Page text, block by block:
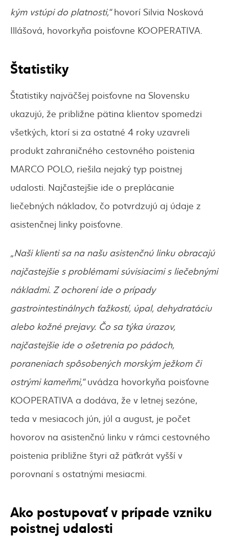
kým vstúpi do platnosti,“hovorí Silvia Nosková
Illášová, hovorkyňa poisťovne KOOPERATIVA.
Štatistiky
Štatistiky najväčšej poisťovne na Slovensku
ukazujú, že približne pätina klientov spomedzi
všetkých, ktorí si za ostatné 4 roky uzavreli
produkt zahraničného cestovného poistenia
MARCO POLO, riešila nejaký typ poistnej
udalosti. Najčastejšie ide o preplácanie
liečebných nákladov, čo potvrdzujú aj údaje z
asistenčnej linky poisťovne.
„Naši klienti sa na našu asistenčnú linku obracajú
najčastejšie s problémami súvisiacimi s liečebnými
nákladmi. Z ochorení ide o prípady
gastrointestinálnych ťažkostí, úpal, dehydratáciu
alebo kožné prejavy. Čo sa týka úrazov,
najčastejšie ide o ošetrenia po pádoch,
poraneniach spôsobených morským ježkom či
ostrými kameňmi,“uvádza hovorkyňa poisťovne
KOOPERATIVA a dodáva, že v letnej sezóne,
teda v mesiacoch jún, júl a august, je počet
hovorov na asistenčnú linku v rámci cestovného
poistenia približne štyri až päťkrát vyšší v
porovnaní s ostatnými mesiacmi.
Ako postupovať v prípade vzniku
poistnej udalosti